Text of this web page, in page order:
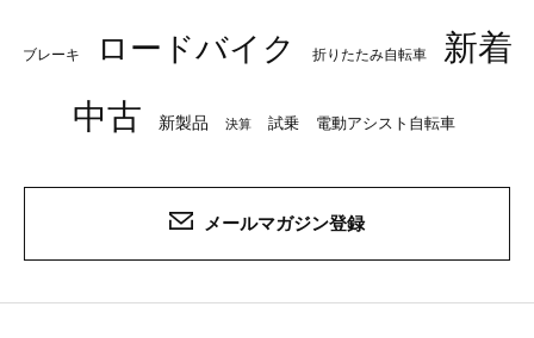
ブレーキ ロードバイク 折りたたみ自転車
新着
中古
新製品 決算 試乗 電動アシスト自転車
メールマガジン登録